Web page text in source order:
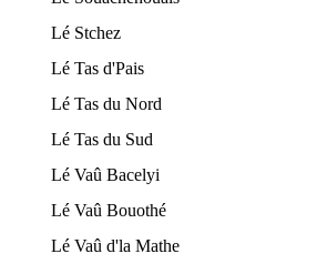
Lé Stchez
Lé Tas d'Pais
Lé Tas du Nord
Lé Tas du Sud
Lé Vaû Bacelyi
Lé Vaû Bouothé
Lé Vaû d'la Mathe